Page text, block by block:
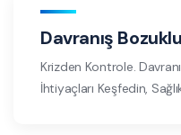
Davranış
Krizden Kontrole.
İhtiyaçları Keşfedin,